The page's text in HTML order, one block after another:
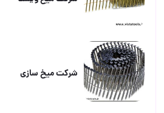
شركت ميخ سازى